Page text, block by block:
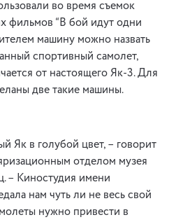
во время съемок
фильмов “В бой идут одни
машину можно назвать
спортивный самолет,
от настоящего Як-3. Для
две такие машины.
Як в голубой цвет, – говорит
отделом музея
– Киностудия имени
нам чуть ли не весь свой
нужно привести в